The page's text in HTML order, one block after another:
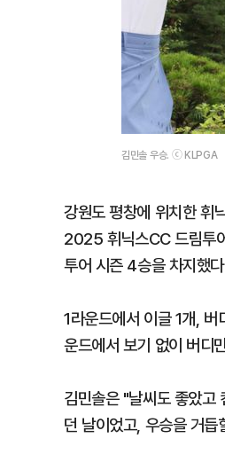
김민솔 우승. ⓒ KLPGA
강원도 평창에 위치한
2025 휘닉스CC 드림투
투어 시즌 4승을 차지했
1라운드에서 이글 1개,
운드에서 보기 없이 버
김민솔은 "날씨도 좋았고
던 날이었고, 우승을 거